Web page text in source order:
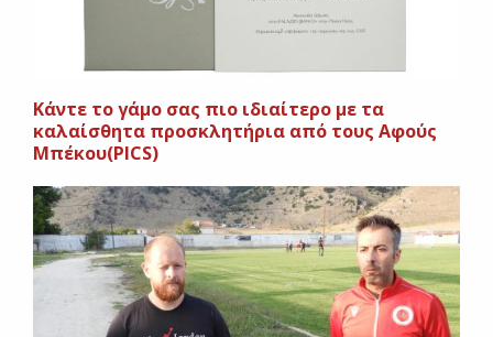
Κάντε το γάμο σας πιο ιδιαίτερο με τα
καλαίσθητα προσκλητήρια από τους Αφούς
Μπέκου(PICS)